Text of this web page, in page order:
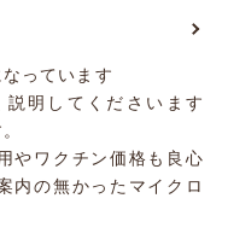
っています
明してくださいます
やワクチン価格も良心
内の無かったマイクロ